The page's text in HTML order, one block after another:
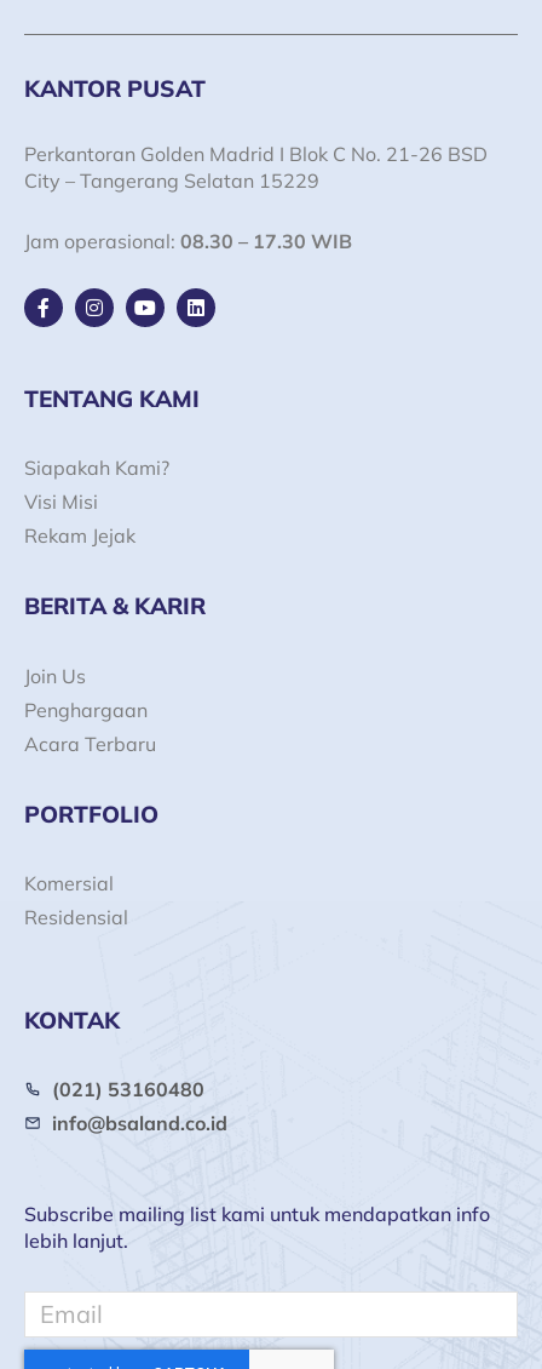
KANTOR PUSAT
Perkantoran Golden Madrid I Blok C No. 21-26 BSD
City – Tangerang Selatan 15229
Jam operasional: 08.30 – 17.30 WIB
F
a
o
o
f
I
n
g
r
Y
o
b
e
L
i
d
i
TENTANG KAMI
Siapakah Kami?
Visi Misi
Rekam Jejak
BERITA & KARIR
Join Us
Penghargaan
Acara Terbaru
PORTFOLIO
Komersial
Residensial
KONTAK
(021) 53160480
info@bsaland.co.id
Subscribe mailing list kami untuk mendapatkan info
lebih lanjut.
Email